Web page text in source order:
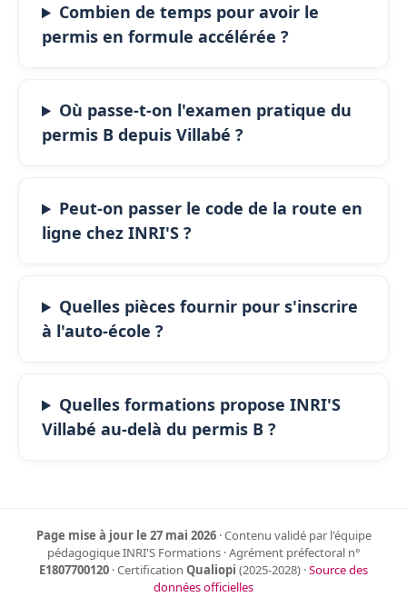
Combien de temps pour avoir le
permis en formule accélérée ?
Où passe-t-on l'examen pratique du
permis B depuis Villabé ?
Peut-on passer le code de la route en
ligne chez INRI'S ?
Quelles pièces fournir pour s'inscrire
à l'auto-école ?
Quelles formations propose INRI'S
Villabé au-delà du permis B ?
Page mise à jour le 27 mai 2026· Contenu validé par l'équipe
pédagogique INRI'S Formations · Agrément préfectoral n°
E1807700120 · Certification Qualiopi (2025-2028) ·Source des
données officielles